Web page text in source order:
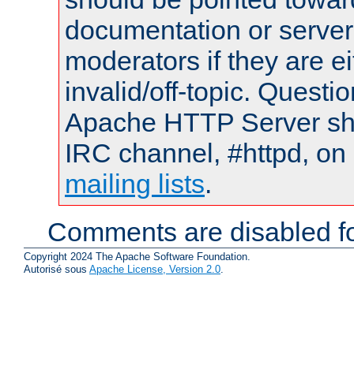
documentation or
moderators if they are
invalid/off-topic.
Apache HTTP Server
IRC channel, #httpd,
mailing lists.
Comments are disabled
Copyright 2024 The Apache Software Foundation.
Autorisé sous Apache License, Version 2.0.